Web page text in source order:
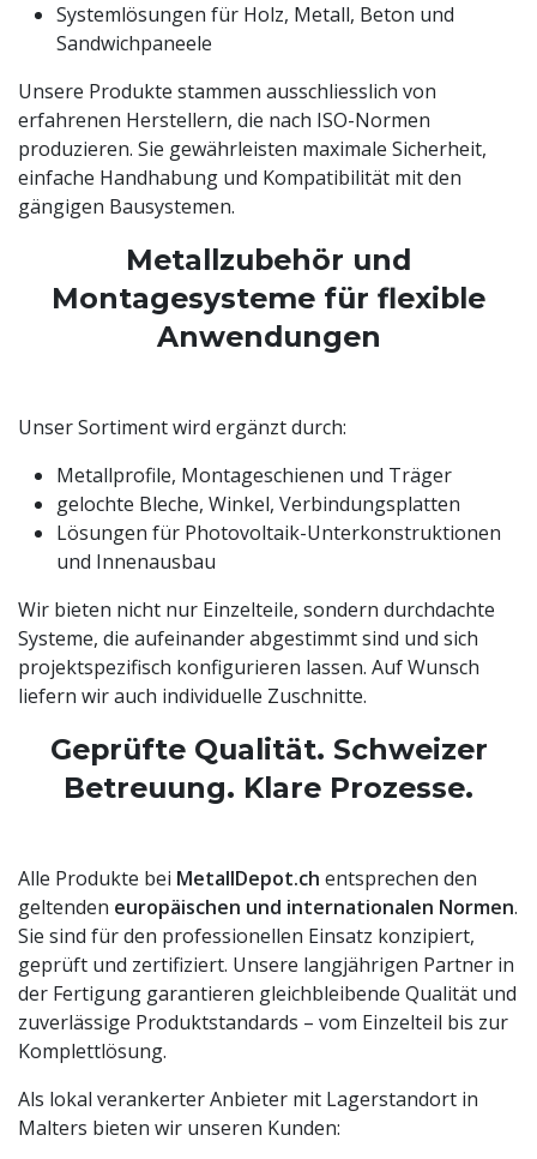
Systemlösungen für Holz, Metall, Beton und
Sandwichpaneele
Unsere Produkte stammen ausschliesslich von
erfahrenen Herstellern, die nach ISO-Normen
produzieren. Sie gewährleisten maximale Sicherheit,
einfache Handhabung und Kompatibilität mit den
gängigen Bausystemen.
Metallzubehör und
Montagesysteme für flexible
Anwendungen
Unser Sortiment wird ergänzt durch:
Metallprofile, Montageschienen und Träger
gelochte Bleche, Winkel, Verbindungsplatten
Lösungen für Photovoltaik-Unterkonstruktionen
und Innenausbau
Wir bieten nicht nur Einzelteile, sondern durchdachte
Systeme, die aufeinander abgestimmt sind und sich
projektspezifisch konfigurieren lassen. Auf Wunsch
liefern wir auch individuelle Zuschnitte.
Geprüfte Qualität. Schweizer
Betreuung. Klare Prozesse.
Alle Produkte bei MetallDepot.ch entsprechen den
geltenden europäischen und internationalen Normen.
Sie sind für den professionellen Einsatz konzipiert,
geprüft und zertifiziert. Unsere langjährigen Partner in
der Fertigung garantieren gleichbleibende Qualität und
zuverlässige Produktstandards – vom Einzelteil bis zur
Komplettlösung.
Als lokal verankerter Anbieter mit Lagerstandort in
Malters bieten wir unseren Kunden: